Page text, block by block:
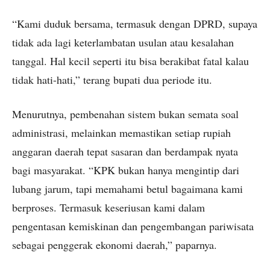
“Kami duduk bersama, termasuk dengan DPRD, supaya
tidak ada lagi keterlambatan usulan atau kesalahan
tanggal. Hal kecil seperti itu bisa berakibat fatal kalau
tidak hati-hati,” terang bupati dua periode itu.
Menurutnya, pembenahan sistem bukan semata soal
administrasi, melainkan memastikan setiap rupiah
anggaran daerah tepat sasaran dan berdampak nyata
bagi masyarakat. “KPK bukan hanya mengintip dari
lubang jarum, tapi memahami betul bagaimana kami
berproses. Termasuk keseriusan kami dalam
pengentasan kemiskinan dan pengembangan pariwisata
sebagai penggerak ekonomi daerah,” paparnya.